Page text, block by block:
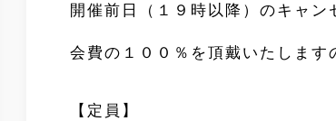
開催前日（１９時以降）のキャン
会費の１００％を頂戴いたします
【定員】